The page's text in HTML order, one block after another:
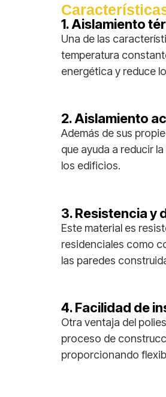
1. Aislamiento
Una de las
temperatura
energética y reduce
2. Aislamiento
Además de sus
que ayuda a reducir
los edificios.
3. Resistencia y
Este material es
residenciales como
las paredes
4. Facilidad de
Otra ventaja del
proceso de
proporcionando